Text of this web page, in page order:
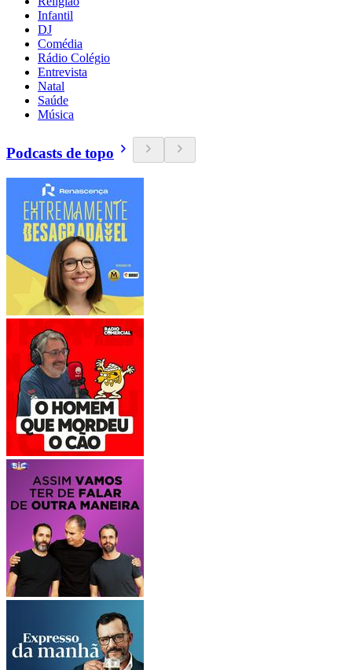
Infantil
DJ
Comédia
Rádio Colégio
Entrevista
Natal
Saúde
Música
Podcasts de topo